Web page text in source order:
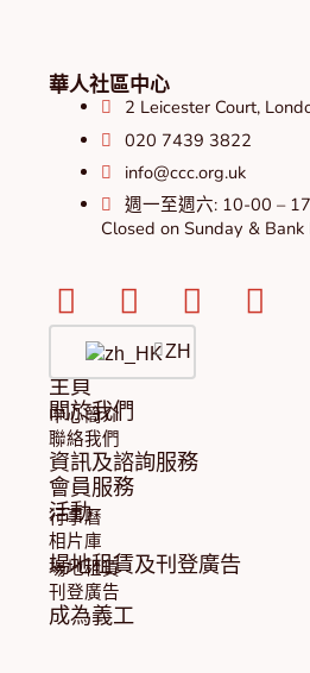
華人社區中心
2 Leicester Court,
020 7439 3822
info@ccc.org.uk
週一至週六: 10-00 –
Closed on Sunday &
Facebook-
square
Instagram
Twitter
主頁
關於我們
中心簡介
聯絡我們
資訊及諮詢服務
會員服務
活動
行事曆
相片庫
場地租賃及刊登廣告
場地租賃
刊登廣告
成為義工
ZH